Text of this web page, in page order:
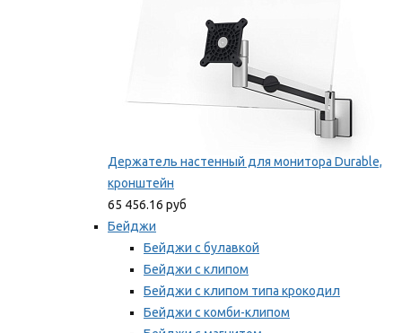
Держатель настенный для монитора Durable,
кронштейн
65 456.16 руб
Бейджи
Бейджи с булавкой
Бейджи с клипом
Бейджи с клипом типа крокодил
Бейджи с комби-клипом